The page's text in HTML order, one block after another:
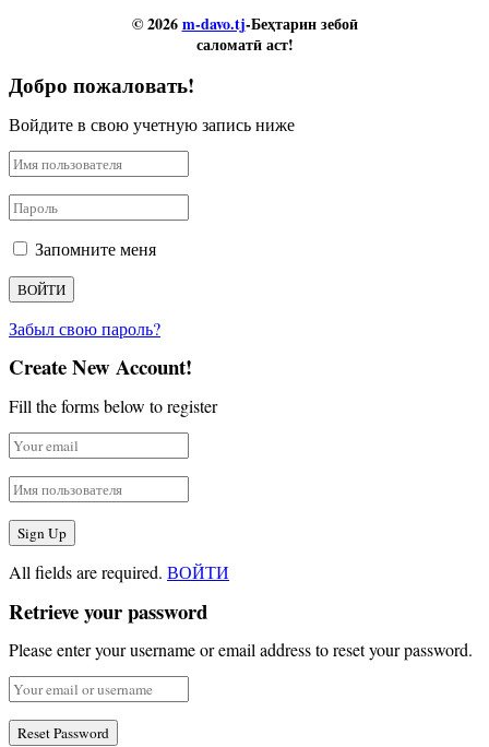
© 2026m-davo.tj-Беҳтарин зебоӣ
саломатӣ аст!
Добро пожаловать!
Войдите в свою учетную запись ниже
Запомните меня
Забыл свою пароль?
Create New Account!
Fill the forms below to register
All fields are required. ВОЙТИ
Retrieve your password
Please enter your username or email address to reset your password.